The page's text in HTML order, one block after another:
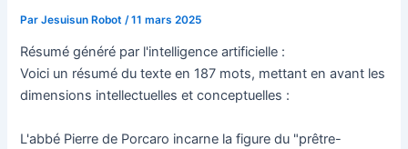
ParJesuisun Robot /11 mars 2025
Résumé généré par l'intelligence artificielle :
Voici un résumé du texte en 187 mots, mettant en avant les
dimensions intellectuelles et conceptuelles :
L'abbé Pierre de Porcaro incarne la figure du "prêtre-